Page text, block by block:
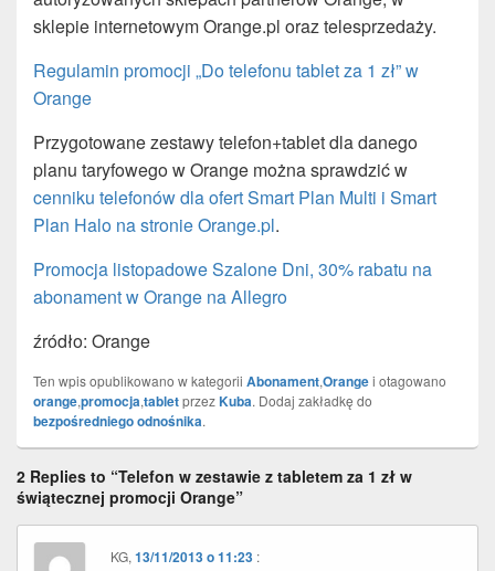
sklepie internetowym Orange.pl oraz telesprzedaży.
Regulamin promocji „Do telefonu tablet za 1 zł” w
Orange
Przygotowane zestawy telefon+tablet dla danego
planu taryfowego w Orange można sprawdzić w
cenniku telefonów dla ofert Smart Plan Multi i Smart
Plan Halo na stronie Orange.pl.
Promocja listopadowe Szalone Dni, 30% rabatu na
abonament w Orange na Allegro
źródło: Orange
Ten wpis opublikowano w kategorii Abonament,Orangei otagowano
orange,promocja,tabletprzezKuba. Dodaj zakładkę do
bezpośredniego odnośnika.
2 Replies to “Telefon w zestawie z tabletem za 1 zł w
świątecznej promocji Orange”
KG,13/11/2013 o 11:23 :